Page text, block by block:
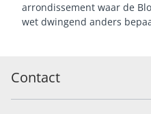
arrondissement waar de
wet dwingend anders
Contact